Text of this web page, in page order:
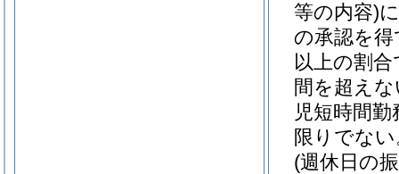
等の内容)
の承認を
以上の割
間を超え
児短時間
限りでな
(週休日の